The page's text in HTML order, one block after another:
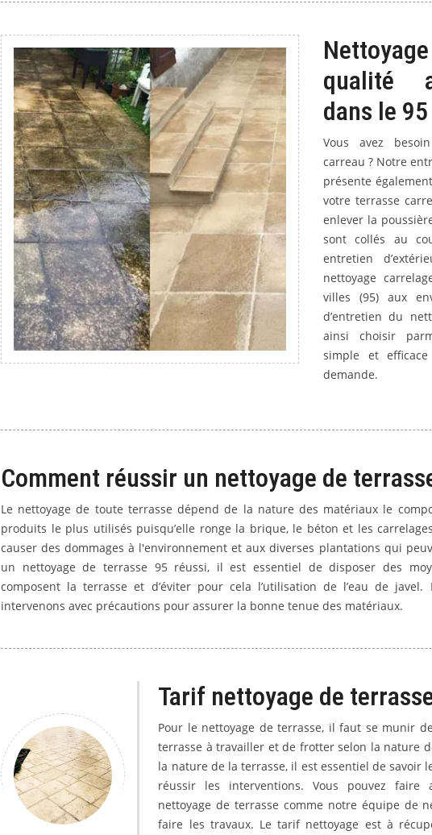
qualité
dans le 95
Vous avez
carreau ? Notre
présente
votre terrasse
enlever la
sont collés au
entretien
nettoyage
villes (95) aux
d’entretien du
ainsi choisir
simple et
demande.
Comment réussir un nettoyage de
Le nettoyage de toute terrasse dépend de la nature des matériaux le
produits le plus utilisés puisqu’elle ronge la brique, le béton et les
causer des dommages à l'environnement et aux diverses plantations qui
un nettoyage de terrasse 95 réussi, il est essentiel de disposer des
composent la terrasse et d’éviter pour cela l’utilisation de l’eau de
intervenons avec précautions pour assurer la bonne tenue des matériaux.
Tarif nettoyage de
Pour le nettoyage de terrasse, il faut se munir
terrasse à travailler et de frotter selon la nature
la nature de la terrasse, il est essentiel de savoir
réussir les interventions. Vous pouvez
nettoyage de terrasse comme notre équipe de
faire les travaux. Le tarif nettoyage est à